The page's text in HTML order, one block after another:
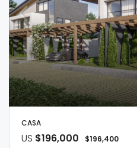
CASA
US $196,000 $196,400